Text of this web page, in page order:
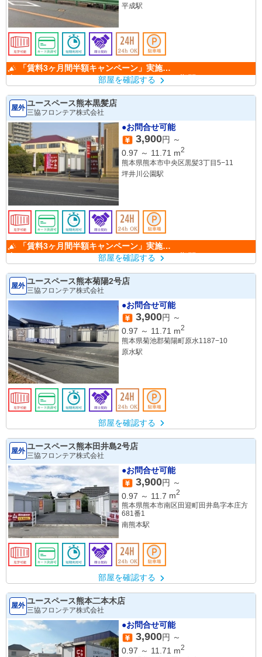
平成駅
中！ （キャンペーン期間：6/1～9/30）
部屋を確認する
屋外 ユースペース熊本黒髪店
三協フロンテア株式会社
●お問合せ可能
3,900円 ～
0.97 ～ 11.71 m2
熊本県熊本市中央区黒髪3丁目5−11
坪井川公園駅
中！ （キャンペーン期間：6/1～9/30）
部屋を確認する
屋外 ユースペース熊本菊陽2号店
三協フロンテア株式会社
●お問合せ可能
3,900円 ～
0.97 ～ 11.71 m2
熊本県菊池郡菊陽町原水1187−10
原水駅
部屋を確認する
屋外 ユースペース熊本田井島2号店
三協フロンテア株式会社
●お問合せ可能
3,900円 ～
0.97 ～ 11.7 m2
熊本県熊本市南区田迎町田井島字本庄方
681番1
南熊本駅
部屋を確認する
屋外 ユースペース熊本二本木店
三協フロンテア株式会社
●お問合せ可能
3,900円 ～
0.97 ～ 11.71 m2